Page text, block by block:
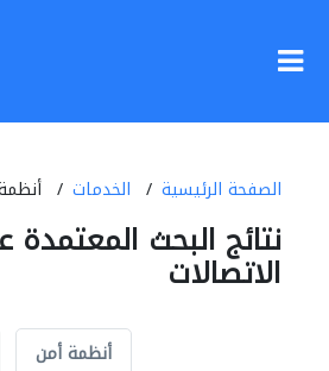
الصفحة الرئيسية الخدمات
نتائج البحث
الاتصالات
أنظمة أمن